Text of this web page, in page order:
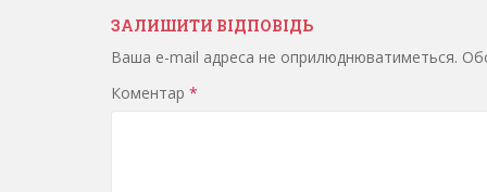
ЗАЛИШИТИ ВІДПОВІДЬ
Ваша e-mail адреса не оприлюднюватиметься.
Коментар *